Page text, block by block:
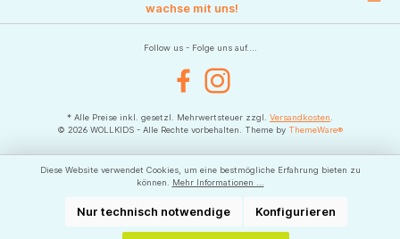
wachse mit uns!
Follow us - Folge uns auf....
FacebookInstagram
* Alle Preise inkl. gesetzl. Mehrwertsteuer zzgl. Versandkosten
© 2026 WOLLKIDS - Alle Rechte vorbehalten. Theme by ThemeWare®
Diese Website verwendet Cookies, um eine bestmögliche Erfahrung bieten zu
können.
Mehr Informationen ...
Nur technisch notwendige Konfigurieren